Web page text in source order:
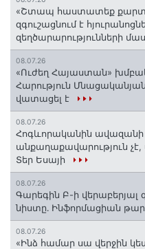
«Շտապ հաստատեք քարտի
զգուշացնում է
զեղծարարությունների
08.07.26
«Ուժեղ Հայաստան»
Հարություն
վատացել է
08.07.26
Հոգևորականին ավազանի
անքաղաքավարություն չէ,
Տեր Եսայի
08.07.26
Գարեգին Բ-ի
նիստը․ Ինֆորմացիան
08.07.26
«Ինձ համար սա վերջին